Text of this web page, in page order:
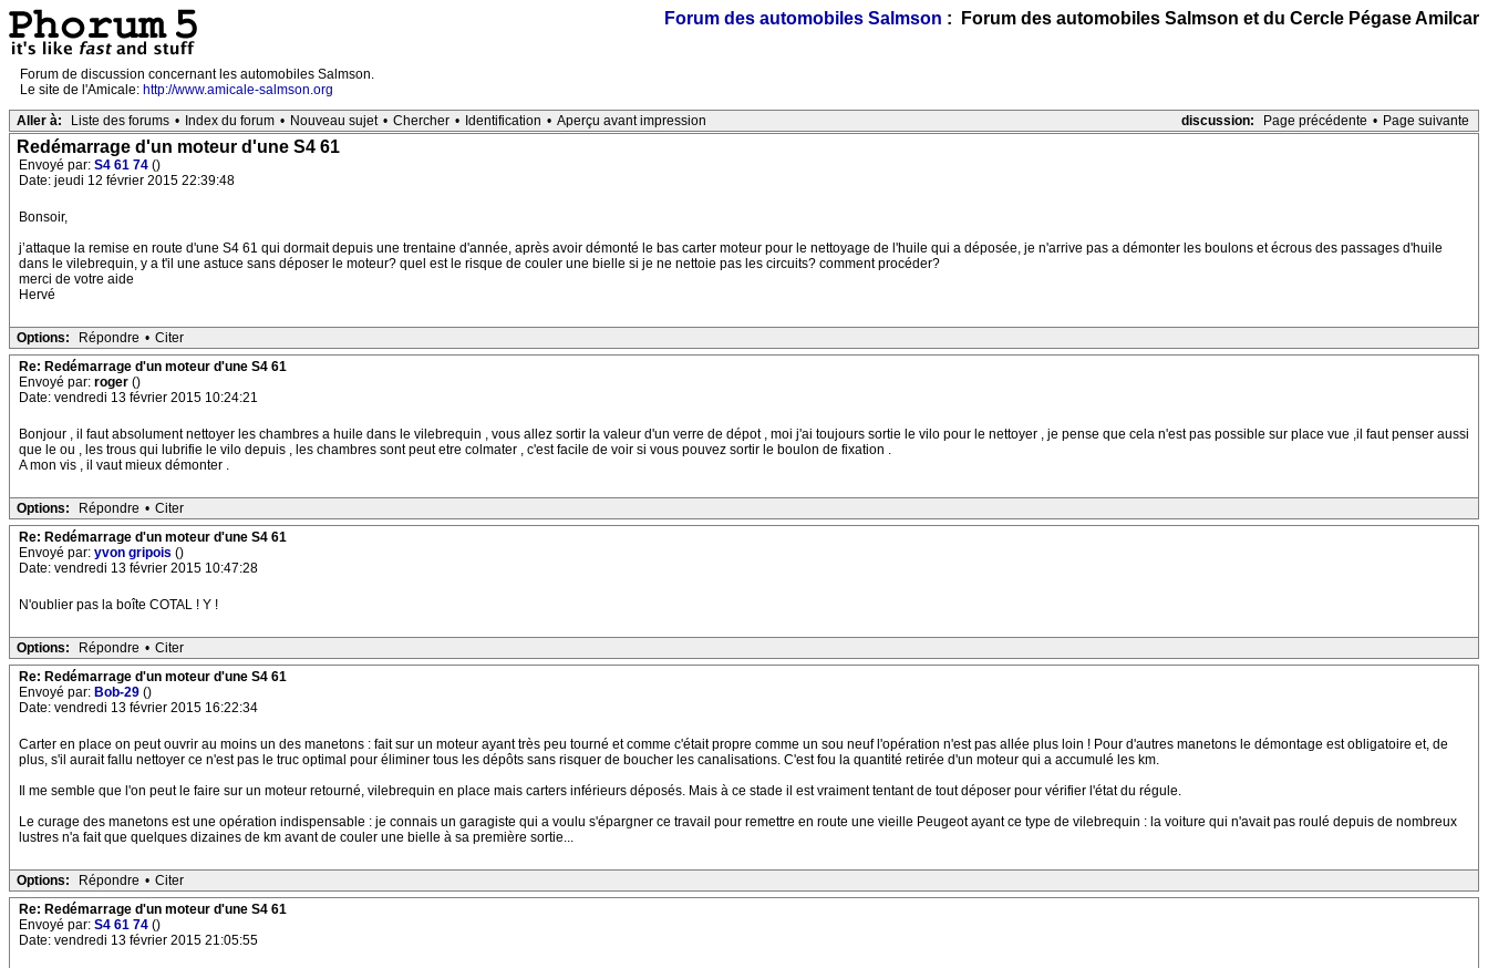
Forum des automobiles Salmson : Forum des automobiles Salmson et du Cercle Pégase Amilcar
Forum de discussion concernant les automobiles Salmson.
Le site de l'Amicale: http://www.amicale-salmson.org
discussion:
Page précédente • Page suivante
Aller à: Liste des forums • Index du forum • Nouveau sujet • Chercher • Identification • Aperçu avant impression
Redémarrage d'un moteur d'une S4 61
Envoyé par: S4 61 74 ()
Date: jeudi 12 février 2015 22:39:48
Bonsoir,
j’attaque la remise en route d'une S4 61 qui dormait depuis une trentaine d'année, après avoir démonté le bas carter moteur pour le nettoyage de l'huile qui a déposée, je n'arrive pas a démonter les boulons et écrous des passages d'huile
dans le vilebrequin, y a t'il une astuce sans déposer le moteur? quel est le risque de couler une bielle si je ne nettoie pas les circuits? comment procéder?
merci de votre aide
Hervé
Options: Répondre • Citer
Re: Redémarrage d'un moteur d'une S4 61
Envoyé par: roger ()
Date: vendredi 13 février 2015 10:24:21
Bonjour , il faut absolument nettoyer les chambres a huile dans le vilebrequin , vous allez sortir la valeur d'un verre de dépot , moi j'ai toujours sortie le vilo pour le nettoyer , je pense que cela n'est pas possible sur place vue ,il faut penser aussi
que le ou , les trous qui lubrifie le vilo depuis , les chambres sont peut etre colmater , c'est facile de voir si vous pouvez sortir le boulon de fixation .
A mon vis , il vaut mieux démonter .
Options: Répondre • Citer
Re: Redémarrage d'un moteur d'une S4 61
Envoyé par: yvon gripois ()
Date: vendredi 13 février 2015 10:47:28
N'oublier pas la boîte COTAL ! Y !
Options: Répondre • Citer
Re: Redémarrage d'un moteur d'une S4 61
Envoyé par: Bob-29 ()
Date: vendredi 13 février 2015 16:22:34
Carter en place on peut ouvrir au moins un des manetons : fait sur un moteur ayant très peu tourné et comme c'était propre comme un sou neuf l'opération n'est pas allée plus loin ! Pour d'autres manetons le démontage est obligatoire et, de
plus, s'il aurait fallu nettoyer ce n'est pas le truc optimal pour éliminer tous les dépôts sans risquer de boucher les canalisations. C'est fou la quantité retirée d'un moteur qui a accumulé les km.
Il me semble que l'on peut le faire sur un moteur retourné, vilebrequin en place mais carters inférieurs déposés. Mais à ce stade il est vraiment tentant de tout déposer pour vérifier l'état du régule.
Le curage des manetons est une opération indispensable : je connais un garagiste qui a voulu s'épargner ce travail pour remettre en route une vieille Peugeot ayant ce type de vilebrequin : la voiture qui n'avait pas roulé depuis de nombreux
lustres n'a fait que quelques dizaines de km avant de couler une bielle à sa première sortie...
Options: Répondre • Citer
Re: Redémarrage d'un moteur d'une S4 61
Envoyé par: S4 61 74 ()
Date: vendredi 13 février 2015 21:05:55